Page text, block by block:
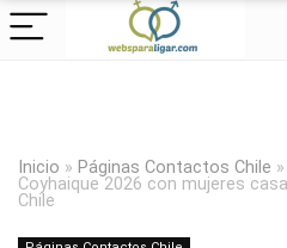
Inicio » Páginas Contactos Chile »
Coyhaique 2026 con mujeres
Chile